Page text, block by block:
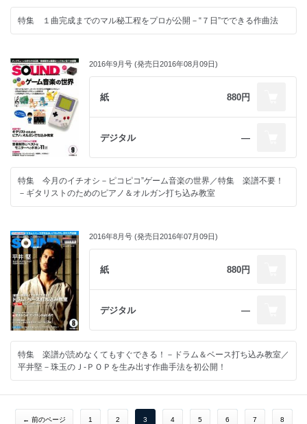
特集 １曲完成までのマル秘工程をプロが公開－“７日”でできる作曲法
2016年9月号 (発売日2016年08月09日)
紙 880円
デジタル ―
特集 今月のイチオシ－ピコピコ”ゲーム音楽の世界／特集 楽譜不要！
－ギタリストのためのピアノ＆オルガン打ち込み教室
2016年8月号 (発売日2016年07月09日)
紙 880円
デジタル ―
特集 楽譜が読めなくてもすぐできる！－ドラム＆ベース打ち込み教室／
平井堅－珠玉のＪ-ＰＯＰを生み出す作曲手法を初公開！
← 前のページ 1 2 3 4 5 6 7 8